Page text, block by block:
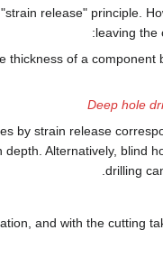
release" principle.
leaving the
of a
Deep hole
by strain release
Alternatively, blind
drilling
and with the cutting